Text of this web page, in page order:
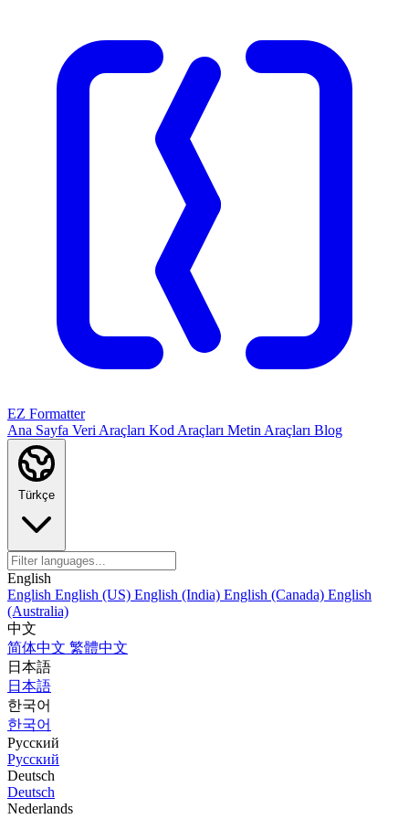
EZ Formatter
Ana Sayfa Veri Araçları Kod Araçları Metin Araçları Blog
Türkçe
English
English English (US) English (India) English (Canada) English
(Australia)
中文
简体中文 繁體中文
日本語
日本語
한국어
한국어
Русский
Русский
Deutsch
Deutsch
Nederlands